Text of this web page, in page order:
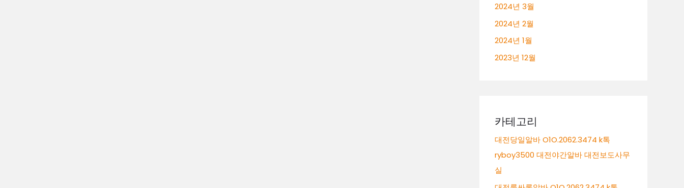
2024년 3월
2024년 2월
2024년 1월
2023년 12월
카테고리
대전당일알바 O1O.2062.3474 k톡
ryboy3500 대전야간알바 대전보도사무
실